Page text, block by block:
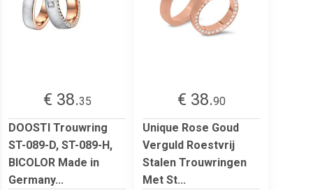
€ 38.35
DOOSTI Trouwring
ST-089-D, ST-089-H,
BICOLOR Made in
Germany...
€ 38.90
Unique Rose Goud
Verguld Roestvrij
Stalen Trouwringen
Met St...